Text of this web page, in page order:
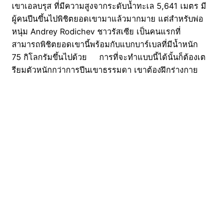
เขาเอลบรุส ที่มีความสูงจากระดับน้ำทะเล 5,641 เมตร มี
ผู้คนปีนขึ้นไปพิชิตยอดเขามาแล้วมากมาย แต่สำหรับพ่อ
หนุ่ม Andrey Rodichev ชาวรัสเซีย เป็นคนแรกที่
สามารถพิชิตยอดเขานี้พร้อมกับแบกบาร์เบลที่มีน้ำหนัก
75 กิโลกรัมขึ้นไปด้วย การที่จะทำแบบนี้ได้นั้นก็ต้องเต
รียมตัวหนักกว่าการปีนเขาธรรมดา เขาต้องฝึกร่างกาย